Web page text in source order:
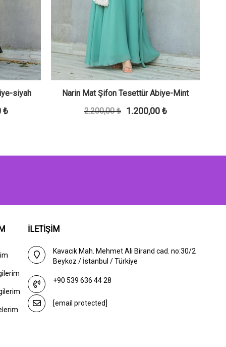
siyah
₺
Narin Mat Şifon Tesettür Abiye-Mint
1.200,00 ₺
2.200,00 ₺
İLETİŞİM
Kavacık Mah. Mehmet Ali Birand cad. no:30/2
Beykoz / İstanbul / Türkiye
+90 539 636 44 28
[email protected]